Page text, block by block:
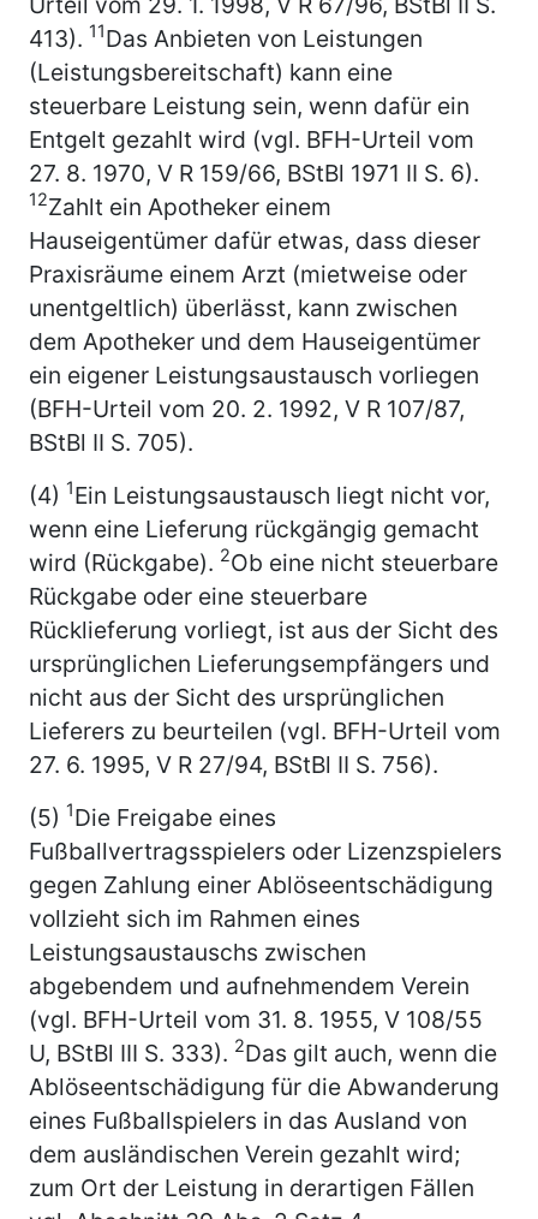
413). 11Das Anbieten von Leistungen
(Leistungsbereitschaft) kann eine
steuerbare Leistung sein, wenn dafür ein
Entgelt gezahlt wird (vgl. BFH-Urteil vom
27. 8. 1970, V R 159/66, BStBl 1971 II S. 6).
12Zahlt ein Apotheker einem
Hauseigentümer dafür etwas, dass dieser
Praxisräume einem Arzt (mietweise oder
unentgeltlich) überlässt, kann zwischen
dem Apotheker und dem Hauseigentümer
ein eigener Leistungsaustausch vorliegen
(BFH-Urteil vom 20. 2. 1992, V R 107/87,
BStBl II S. 705).
(4) 1Ein Leistungsaustausch liegt nicht vor,
wenn eine Lieferung rückgängig gemacht
wird (Rückgabe). 2Ob eine nicht steuerbare
Rückgabe oder eine steuerbare
Rücklieferung vorliegt, ist aus der Sicht des
ursprünglichen Lieferungsempfängers und
nicht aus der Sicht des ursprünglichen
Lieferers zu beurteilen (vgl. BFH-Urteil vom
27. 6. 1995, V R 27/94, BStBl II S. 756).
(5) 1Die Freigabe eines
Fußballvertragsspielers oder Lizenzspielers
gegen Zahlung einer Ablöseentschädigung
vollzieht sich im Rahmen eines
Leistungsaustauschs zwischen
abgebendem und aufnehmendem Verein
(vgl. BFH-Urteil vom 31. 8. 1955, V 108/55
U, BStBl III S. 333). 2Das gilt auch, wenn die
Ablöseentschädigung für die Abwanderung
eines Fußballspielers in das Ausland von
dem ausländischen Verein gezahlt wird;
zum Ort der Leistung in derartigen Fällen